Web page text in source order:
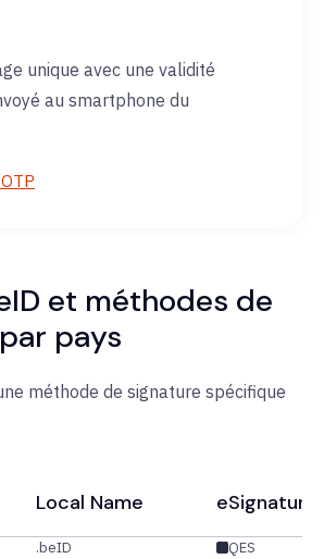
unique avec une validité
au smartphone du
et méthodes de
pays
méthode de signature spécifique
Local Name eSignature
.beID
QES